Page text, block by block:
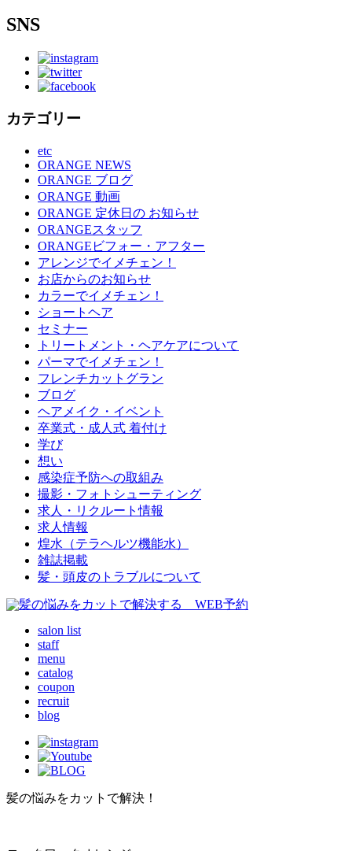
SNS
カテゴリー
etc
ORANGE NEWS
ORANGE ブログ
ORANGE 動画
ORANGE 定休日の お知らせ
ORANGEスタッフ
ORANGEビフォー・アフター
アレンジでイメチェン！
お店からのお知らせ
カラーでイメチェン！
ショートヘア
セミナー
トリートメント・ヘアケアについて
パーマでイメチェン！
フレンチカットグラン
ブログ
ヘアメイク・イベント
卒業式・成人式 着付け
学び
想い
感染症予防への取組み
撮影・フォトシューティング
求人・リクルート情報
求人情報
煌水（テラヘルツ機能水）
雑誌掲載
髪・頭皮のトラブルについて
salon list
staff
menu
catalog
coupon
recruit
blog
髪の悩みをカットで解決！